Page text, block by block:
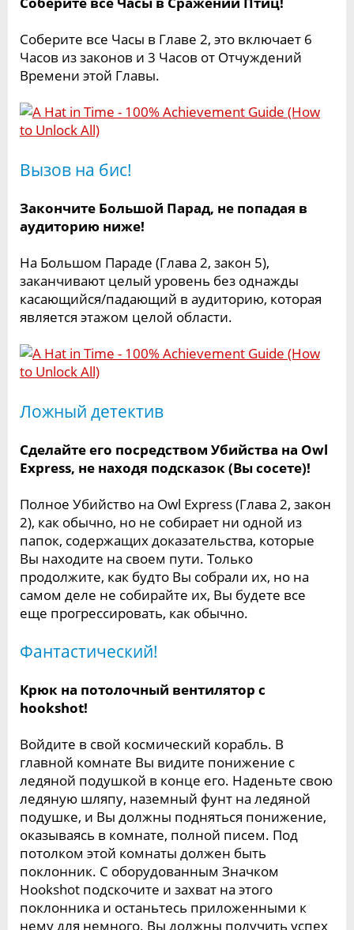
Соберите все Часы в Главе 2, это включает 6
Часов из законов и 3 Часов от Отчуждений
Времени этой Главы.
Вызов на бис!
Закончите Большой Парад, не попадая в
аудиторию ниже!
На Большом Параде (Глава 2, закон 5),
заканчивают целый уровень без однажды
касающийся/падающий в аудиторию, которая
является этажом целой области.
Ложный детектив
Сделайте его посредством Убийства на Owl
Express, не находя подсказок (Вы сосете)!
Полное Убийство на Owl Express (Глава 2, закон
2), как обычно, но не собирает ни одной из
папок, содержащих доказательства, которые
Вы находите на своем пути. Только
продолжите, как будто Вы собрали их, но на
самом деле не собирайте их, Вы будете все
еще прогрессировать, как обычно.
Фантастический!
Крюк на потолочный вентилятор с
hookshot!
Войдите в свой космический корабль. В
главной комнате Вы видите понижение с
ледяной подушкой в конце его. Наденьте свою
ледяную шляпу, наземный фунт на ледяной
подушке, и Вы должны подняться понижение,
оказываясь в комнате, полной писем. Под
потолком этой комнаты должен быть
поклонник. С оборудованным Значком
Hookshot подскочите и захват на этого
поклонника и останьтесь приложенными к
нему для немного. Вы должны получить успех